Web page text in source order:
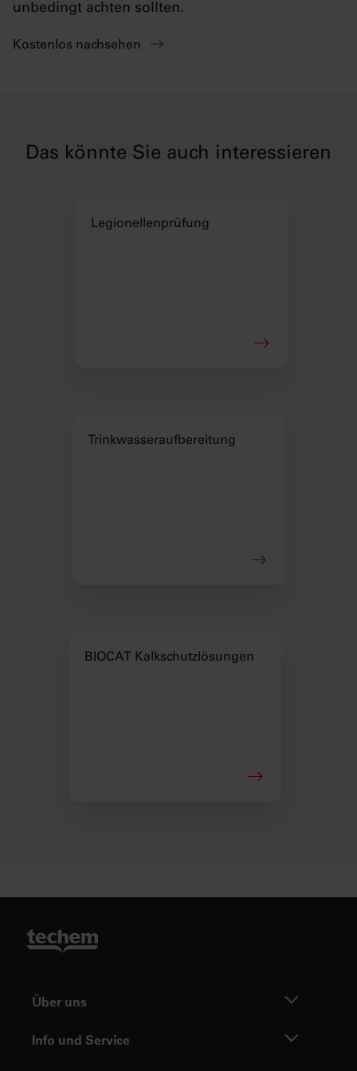
unbedingt achten sollten.
Kostenlos nachsehen
Das könnte Sie auch interessieren
Legionellenprüfung
Trinkwasser­aufbereitung
BIOCAT Kalkschutzlösungen
Über uns
Info und Service